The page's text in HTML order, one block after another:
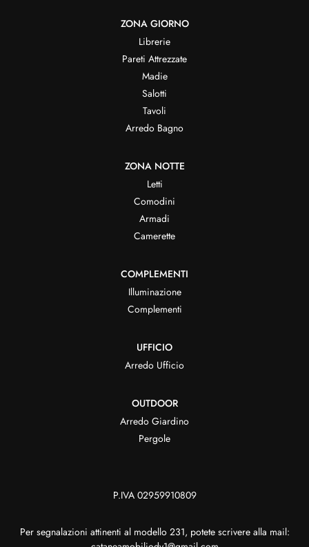
ZONA GIORNO
Librerie
Pareti Attrezzate
Madie
Salotti
Tavoli
Arredo Bagno
ZONA NOTTE
Letti
Comodini
Armadi
Camerette
COMPLEMENTI
Illuminazione
Complementi
UFFICIO
Arredo Ufficio
OUTDOOR
Arredo Giardino
Pergole
P.IVA 02959910809
Per segnalazioni attinenti al modello 231, potete scrivere alla mail: